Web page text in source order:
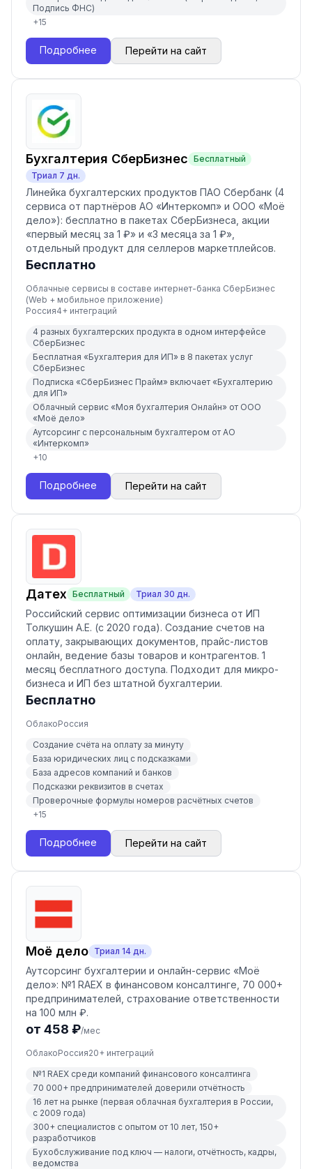
Подпись ФНС)
+15
Подробнее Перейти на сайт
Бухгалтерия СберБизнес Бесплатный
Триал 7 дн.
Линейка бухгалтерских продуктов ПАО Сбербанк (4
сервиса от партнёров АО «Интеркомп» и ООО «Моё
дело»): бесплатно в пакетах СберБизнеса, акции
«первый месяц за 1 ₽» и «3 месяца за 1 ₽»,
отдельный продукт для селлеров маркетплейсов.
Бесплатно
Облачные сервисы в составе интернет-банка СберБизнес
(Web + мобильное приложение)
Россия4+ интеграций
4 разных бухгалтерских продукта в одном интерфейсе
СберБизнес
Бесплатная «Бухгалтерия для ИП» в 8 пакетах услуг
СберБизнес
Подписка «СберБизнес Прайм» включает «Бухгалтерию
для ИП»
Облачный сервис «Моя бухгалтерия Онлайн» от ООО
«Моё дело»
Аутсорсинг с персональным бухгалтером от АО
«Интеркомп»
+10
Подробнее Перейти на сайт
Датех Бесплатный Триал 30 дн.
Российский сервис оптимизации бизнеса от ИП
Толкушин А.Е. (с 2020 года). Создание счетов на
оплату, закрывающих документов, прайс-листов
онлайн, ведение базы товаров и контрагентов. 1
месяц бесплатного доступа. Подходит для микро-
бизнеса и ИП без штатной бухгалтерии.
Бесплатно
ОблакоРоссия
Создание счёта на оплату за минуту
База юридических лиц с подсказками
База адресов компаний и банков
Подсказки реквизитов в счетах
Проверочные формулы номеров расчётных счетов
+15
Подробнее Перейти на сайт
Моё дело Триал 14 дн.
Аутсорсинг бухгалтерии и онлайн-сервис «Моё
дело»: №1 RAEX в финансовом консалтинге, 70 000+
предпринимателей, страхование ответственности
на 100 млн ₽.
от 458 ₽/мес
ОблакоРоссия20+ интеграций
№1 RAEX среди компаний финансового консалтинга
70 000+ предпринимателей доверили отчётность
16 лет на рынке (первая облачная бухгалтерия в России,
с 2009 года)
300+ специалистов с опытом от 10 лет, 150+
разработчиков
Бухобслуживание под ключ — налоги, отчётность, кадры,
ведомства